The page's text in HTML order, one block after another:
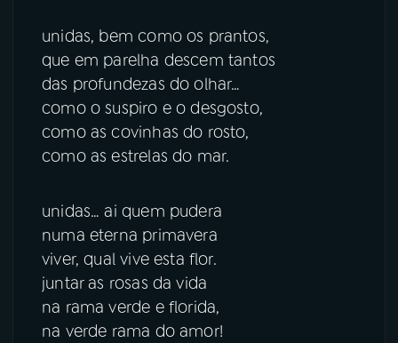
unidas, bem como os prantos,
que em parelha descem tantos
das profundezas do olhar…
como o suspiro e o desgosto,
como as covinhas do rosto,
como as estrelas do mar.
unidas… ai quem pudera
numa eterna primavera
viver, qual vive esta flor.
juntar as rosas da vida
na rama verde e florida,
na verde rama do amor!